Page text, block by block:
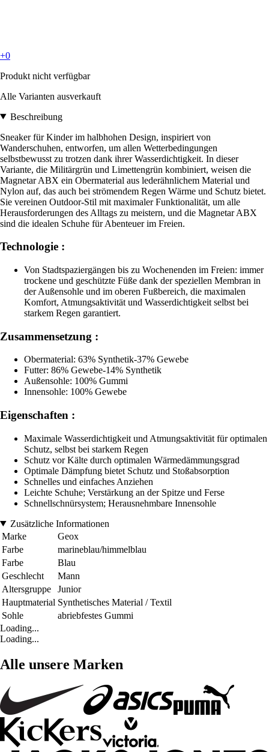
+0
Produkt nicht verfügbar
Alle Varianten ausverkauft
Beschreibung
Sneaker für Kinder im halbhohen Design, inspiriert von
Wanderschuhen, entworfen, um allen Wetterbedingungen
selbstbewusst zu trotzen dank ihrer Wasserdichtigkeit. In dieser
Variante, die Militärgrün und Limettengrün kombiniert, weisen die
Magnetar ABX ein Obermaterial aus lederähnlichem Material und
Nylon auf, das auch bei strömendem Regen Wärme und Schutz bietet.
Sie vereinen Outdoor-Stil mit maximaler Funktionalität, um alle
Herausforderungen des Alltags zu meistern, und die Magnetar ABX
sind die idealen Schuhe für Abenteuer im Freien.
Technologie :
Von Stadtspaziergängen bis zu Wochenenden im Freien: immer
trockene und geschützte Füße dank der speziellen Membran in
der Außensohle und im oberen Fußbereich, die maximalen
Komfort, Atmungsaktivität und Wasserdichtigkeit selbst bei
starkem Regen garantiert.
Zusammensetzung :
Obermaterial: 63% Synthetik-37% Gewebe
Futter: 86% Gewebe-14% Synthetik
Außensohle: 100% Gummi
Innensohle: 100% Gewebe
Eigenschaften :
Maximale Wasserdichtigkeit und Atmungsaktivität für optimalen
Schutz, selbst bei starkem Regen
Schutz vor Kälte durch optimalen Wärmedämmungsgrad
Optimale Dämpfung bietet Schutz und Stoßabsorption
Schnelles und einfaches Anziehen
Leichte Schuhe; Verstärkung an der Spitze und Ferse
Schnellschnürsystem; Herausnehmbare Innensohle
Zusätzliche Informationen
Marke
Geox
Farbe
marineblau/himmelblau
Farbe
Blau
Geschlecht
Mann
Altersgruppe
Junior
Hauptmaterial Synthetisches Material / Textil
Sohle
abriebfestes Gummi
Loading...
Loading...
Alle unsere Marken